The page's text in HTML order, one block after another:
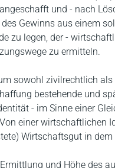
und - nach
Gewinns aus einem
zu legen, der -
zu ermitteln.
sowohl zivilrechtlich
bestehende und
- im Sinne einer
einer wirtschaftlichen
Wirtschaftsgut in
und Höhe des